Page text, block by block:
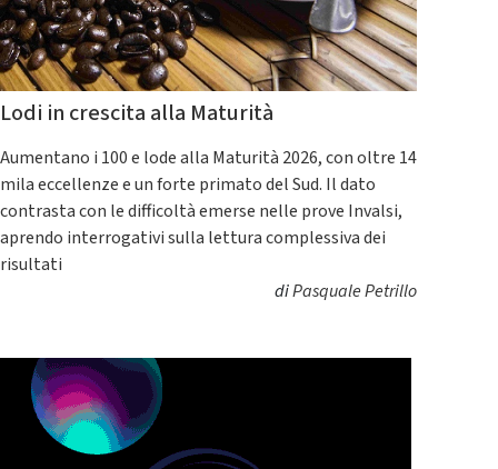
Lodi in crescita alla Maturità
Aumentano i 100 e lode alla Maturità 2026, con oltre 14
mila eccellenze e un forte primato del Sud. Il dato
contrasta con le difficoltà emerse nelle prove Invalsi,
aprendo interrogativi sulla lettura complessiva dei
risultati
diPasquale Petrillo